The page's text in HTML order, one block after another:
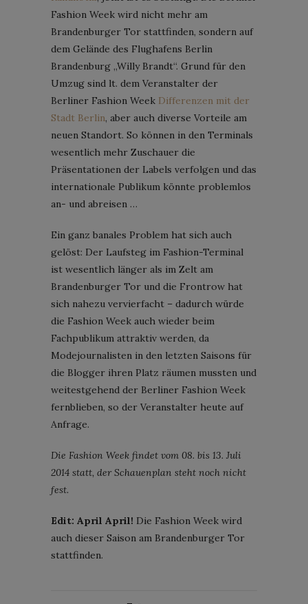
Fashion Week wird nicht mehr am
Brandenburger Tor stattfinden, sondern auf
dem Gelände des Flughafens Berlin
Brandenburg „Willy Brandt“. Grund für den
Umzug sind lt. dem Veranstalter der
Berliner Fashion Week Differenzen mit der
Stadt Berlin, aber auch diverse Vorteile am
neuen Standort. So können in den Terminals
wesentlich mehr Zuschauer die
Präsentationen der Labels verfolgen und das
internationale Publikum könnte problemlos
an- und abreisen …
Ein ganz banales Problem hat sich auch
gelöst: Der Laufsteg im Fashion-Terminal
ist wesentlich länger als im Zelt am
Brandenburger Tor und die Frontrow hat
sich nahezu vervierfacht – dadurch würde
die Fashion Week auch wieder beim
Fachpublikum attraktiv werden, da
Modejournalisten in den letzten Saisons für
die Blogger ihren Platz räumen mussten und
weitestgehend der Berliner Fashion Week
fernblieben, so der Veranstalter heute auf
Anfrage.
Die Fashion Week findet vom 08. bis 13. Juli
2014 statt, der Schauenplan steht noch nicht
fest.
Edit: April April! Die Fashion Week wird
auch dieser Saison am Brandenburger Tor
stattfinden.